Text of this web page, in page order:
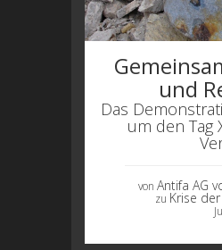
und
Das
um den Tag
von Antifa AG
zu Krise